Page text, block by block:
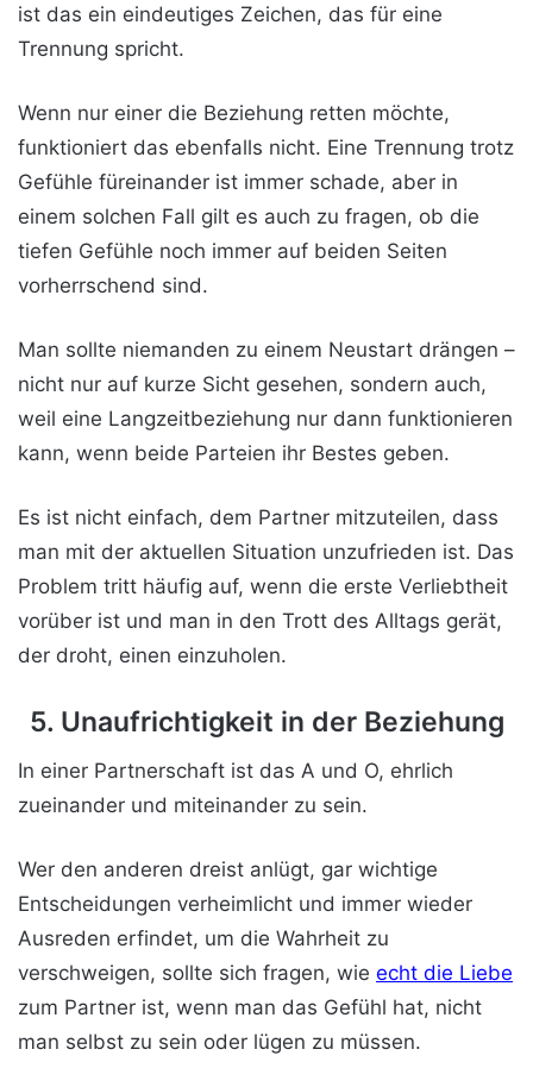
ist das ein eindeutiges Zeichen, das für eine
Trennung spricht.
Wenn nur einer die Beziehung retten möchte,
funktioniert das ebenfalls nicht. Eine Trennung trotz
Gefühle füreinander ist immer schade, aber in
einem solchen Fall gilt es auch zu fragen, ob die
tiefen Gefühle noch immer auf beiden Seiten
vorherrschend sind.
Man sollte niemanden zu einem Neustart drängen –
nicht nur auf kurze Sicht gesehen, sondern auch,
weil eine Langzeitbeziehung nur dann funktionieren
kann, wenn beide Parteien ihr Bestes geben.
Es ist nicht einfach, dem Partner mitzuteilen, dass
man mit der aktuellen Situation unzufrieden ist. Das
Problem tritt häufig auf, wenn die erste Verliebtheit
vorüber ist und man in den Trott des Alltags gerät,
der droht, einen einzuholen.
5. Unaufrichtigkeit in der Beziehung
In einer Partnerschaft ist das A und O, ehrlich
zueinander und miteinander zu sein.
Wer den anderen dreist anlügt, gar wichtige
Entscheidungen verheimlicht und immer wieder
Ausreden erfindet, um die Wahrheit zu
verschweigen, sollte sich fragen, wie echt die Liebe
zum Partner ist, wenn man das Gefühl hat, nicht
man selbst zu sein oder lügen zu müssen.